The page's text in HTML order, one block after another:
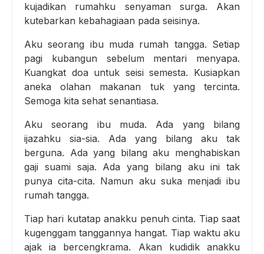
kujadikan rumahku senyaman surga. Akan
kutebarkan kebahagiaan pada seisinya.
Aku seorang ibu muda rumah tangga. Setiap
pagi kubangun sebelum mentari menyapa.
Kuangkat doa untuk seisi semesta. Kusiapkan
aneka olahan makanan tuk yang tercinta.
Semoga kita sehat senantiasa.
Aku seorang ibu muda. Ada yang bilang
ijazahku sia-sia. Ada yang bilang aku tak
berguna. Ada yang bilang aku menghabiskan
gaji suami saja. Ada yang bilang aku ini tak
punya cita-cita. Namun aku suka menjadi ibu
rumah tangga.
Tiap hari kutatap anakku penuh cinta. Tiap saat
kugenggam tanggannya hangat. Tiap waktu aku
ajak ia bercengkrama. Akan kudidik anakku